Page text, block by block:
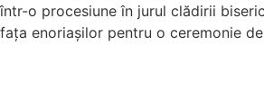
într-o procesiune în jurul clădirii
fața enoriașilor pentru o ceremonie